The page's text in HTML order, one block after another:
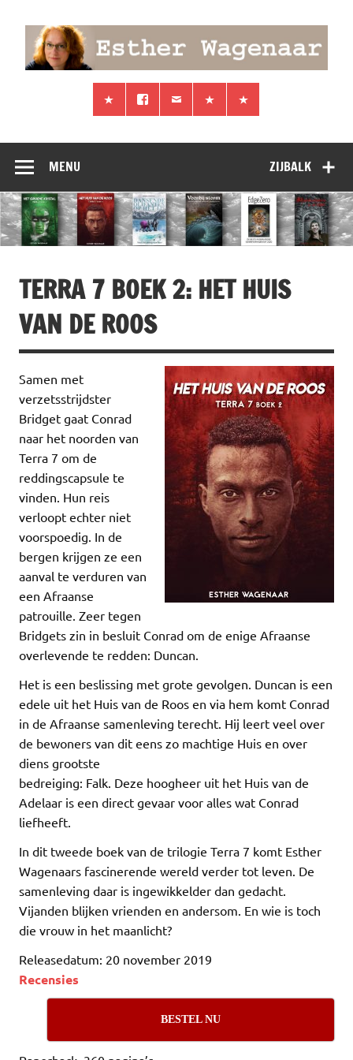
Esther
Wagenaar
Schrijver van de Terra 7 trilogie
ZIJBALK
MENU
TERRA 7 BOEK 2: HET HUIS
VAN DE ROOS
Samen met
verzetsstrijdster
Bridget gaat Conrad
naar het noorden van
Terra 7 om de
reddingscapsule te
vinden. Hun reis
verloopt echter niet
voorspoedig. In de
bergen krijgen ze een
aanval te verduren van
een Afraanse
patrouille. Zeer tegen
Bridgets zin in besluit Conrad om de enige Afraanse
overlevende te redden: Duncan.
Het is een beslissing met grote gevolgen. Duncan is een
edele uit het Huis van de Roos en via hem komt Conrad
in de Afraanse samenleving terecht. Hij leert veel over
de bewoners van dit eens zo machtige Huis en over
diens grootste
bedreiging: Falk. Deze hoogheer uit het Huis van de
Adelaar is een direct gevaar voor alles wat Conrad
liefheeft.
In dit tweede boek van de trilogie Terra 7 komt Esther
Wagenaars fascinerende wereld verder tot leven. De
samenleving daar is ingewikkelder dan gedacht.
Vijanden blijken vrienden en andersom. En wie is toch
die vrouw in het maanlicht?
Releasedatum: 20 november 2019
Recensies
BESTEL NU